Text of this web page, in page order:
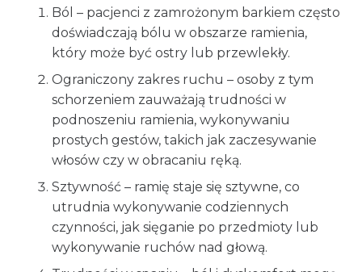
Ból – pacjenci z zamrożonym barkiem często
doświadczają bólu w obszarze ramienia,
który może być ostry lub przewlekły.
Ograniczony zakres ruchu – osoby z tym
schorzeniem zauważają trudności w
podnoszeniu ramienia, wykonywaniu
prostych gestów, takich jak zaczesywanie
włosów czy w obracaniu ręką.
Sztywność – ramię staje się sztywne, co
utrudnia wykonywanie codziennych
czynności, jak sięganie po przedmioty lub
wykonywanie ruchów nad głową.